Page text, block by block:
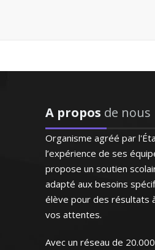
s'octroyer
notre fille
Madame G.F
classe
Outre la seule
former en vue
langue et la
Madame P.
A propos de nous
Organisme agréé par
l’expérience de ses
propose un soutien
adapté aux besoins
élève pour des résultats
vos attentes.
Avec un réseau de